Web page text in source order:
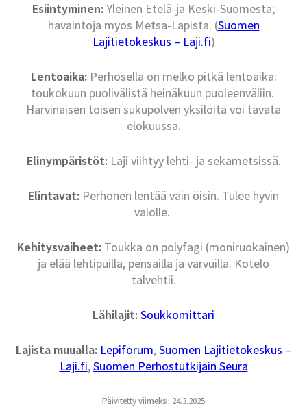
Esiintyminen:Yleinen Etelä-ja Keski-Suomesta;
havaintoja myös Metsä-Lapista. (Suomen
Lajitietokeskus – Laji.fi)
Lentoaika:Perhosella on melko pitkä lentoaika:
toukokuun puolivälistä heinäkuun puoleenväliin.
Harvinaisen toisen sukupolven yksilöitä voi tavata
elokuussa.
Elinympäristöt:Laji viihtyy lehti- ja sekametsissä.
Elintavat: Perhonen lentää vain öisin. Tulee hyvin
valolle.
Kehitysvaiheet: Toukka on polyfagi (moniruokainen)
ja elää lehtipuilla, pensailla ja varvuilla. Kotelo
talvehtii.
Lähilajit:Soukkomittari
Lajista muualla: Lepiforum,Suomen Lajitietokeskus –
Laji.fi,Suomen Perhostutkijain Seura
Päivitetty viimeksi: 24.3.2025